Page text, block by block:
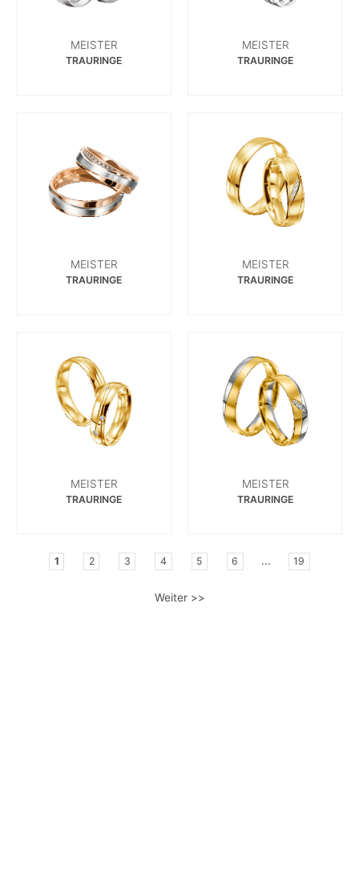
MEISTER
TRAURINGE
MEISTER
TRAURINGE
MEISTER
TRAURINGE
MEISTER
TRAURINGE
MEISTER
TRAURINGE
MEISTER
TRAURINGE
1 2 3 4 5 6 ... 19
Weiter >>